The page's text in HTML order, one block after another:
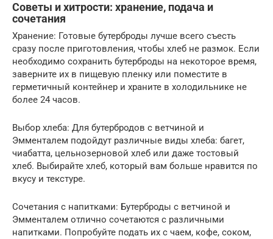
Советы и хитрости: хранение, подача и
сочетания
Хранение: Готовые бутерброды лучше всего съесть
сразу после приготовления, чтобы хлеб не размок. Если
необходимо сохранить бутерброды на некоторое время,
заверните их в пищевую пленку или поместите в
герметичный контейнер и храните в холодильнике не
более 24 часов.
Выбор хлеба: Для бутербродов с ветчиной и
Эмменталем подойдут различные виды хлеба: багет,
чиабатта, цельнозерновой хлеб или даже тостовый
хлеб. Выбирайте хлеб, который вам больше нравится по
вкусу и текстуре.
Сочетания с напитками: Бутерброды с ветчиной и
Эмменталем отлично сочетаются с различными
напитками. Попробуйте подать их с чаем, кофе, соком,